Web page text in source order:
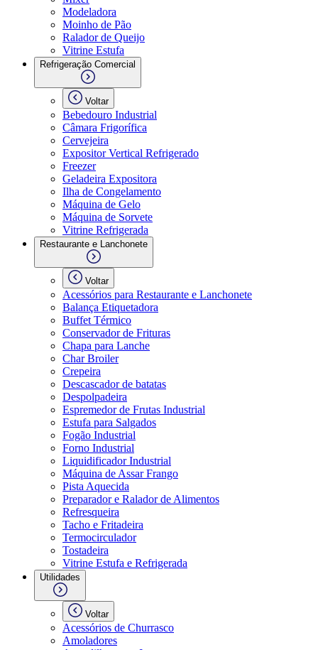
Modeladora
Moinho de Pão
Ralador de Queijo
Vitrine Estufa
Refrigeração Comercial
Voltar
Bebedouro Industrial
Câmara Frigorífica
Cervejeira
Expositor Vertical Refrigerado
Freezer
Geladeira Expositora
Ilha de Congelamento
Máquina de Gelo
Máquina de Sorvete
Vitrine Refrigerada
Restaurante e Lanchonete
Voltar
Acessórios para Restaurante e Lanchonete
Balança Etiquetadora
Buffet Térmico
Conservador de Frituras
Chapa para Lanche
Char Broiler
Crepeira
Descascador de batatas
Despolpadeira
Espremedor de Frutas Industrial
Estufa para Salgados
Fogão Industrial
Forno Industrial
Liquidificador Industrial
Máquina de Assar Frango
Pista Aquecida
Preparador e Ralador de Alimentos
Refresqueira
Tacho e Fritadeira
Termocirculador
Tostadeira
Vitrine Estufa e Refrigerada
Utilidades
Voltar
Acessórios de Churrasco
Amoladores